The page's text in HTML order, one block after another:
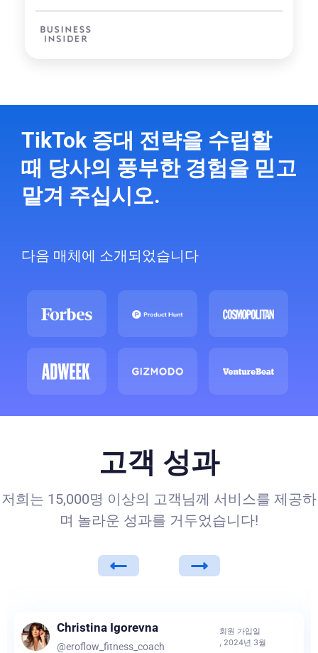
TikTok 증대 전략을 수립할
때 당사의 풍부한 경험을 믿고
맡겨 주십시오.
다음 매체에 소개되었습니다
고객 성과
저희는 15,000명 이상의 고객님께 서비스를 제공하
며 놀라운 성과를 거두었습니다!
Christina Igorevna
@eroflow_fitness_coach
회원 가입일
, 2024년 3월